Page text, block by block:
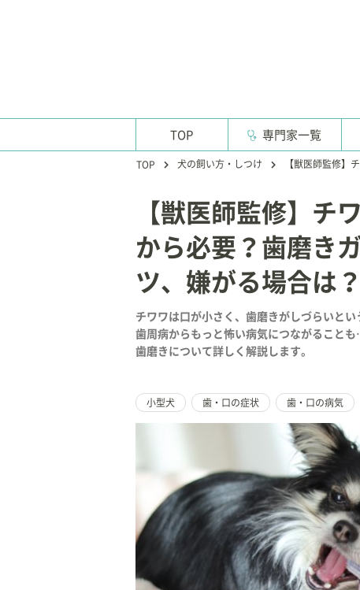
TOP 専門家一覧
TOP 犬の飼い方・しつけ 【獣医師監修】
【獣医師監修】チ
から必要？歯磨き
ツ、嫌がる場合は？
チワワは口が小さく、歯磨きがしづらいと
歯周病からもっと怖い病気につながること
歯磨きについて詳しく解説します。
小型犬 歯・口の症状 歯・口の病気